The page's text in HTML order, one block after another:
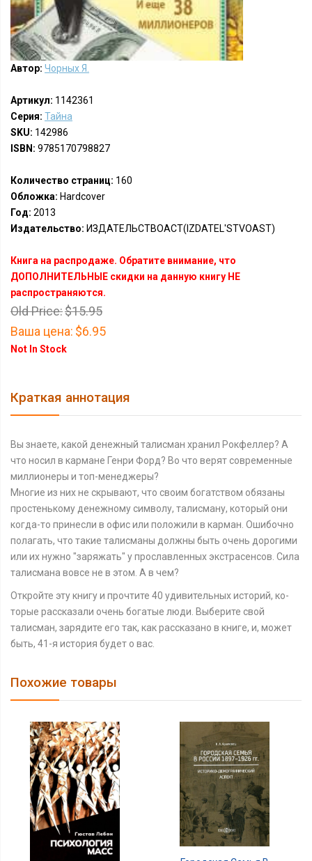
Автор: Чорных Я.
Артикул: 1142361
Серия: Тайна
SKU: 142986
ISBN: 9785170798827
Количество страниц: 160
Обложка: Hardcover
Год: 2013
Издательство: ИЗДАТЕЛЬСТВОАСТ(IZDATEL'STVOAST)
Книга на распродаже. Обратите внимание, что
ДОПОЛНИТЕЛЬНЫЕ скидки на данную книгу НЕ
распространяются.
Old Price:$15.95
Ваша цена: $6.95
Not In Stock
Краткая аннотация
Вы знаете, какой денежный талисман хранил Рокфеллер? А
что носил в кармане Генри Форд? Во что верят современные
миллио­неры и топ-менеджеры?
Многие из них не скрывают, что своим богатством обязаны
простенькому денежному символу, талисману, который они
ког­да-то принесли в офис или положили в карман. Ошибочно
пола­гать, что такие талисманы должны быть очень дорогими
или их нужно "заряжать" у прославленных экстрасенсов. Сила
талисмана вовсе не в этом. А в чем?
Откройте эту книгу и прочтите 40 удивительных историй, ко­
торые рассказали очень богатые люди. Выберите свой
талисман, за­рядите его так, как рассказано в книге, и, может
быть, 41-я исто­рия будет о вас.
Похожие товары